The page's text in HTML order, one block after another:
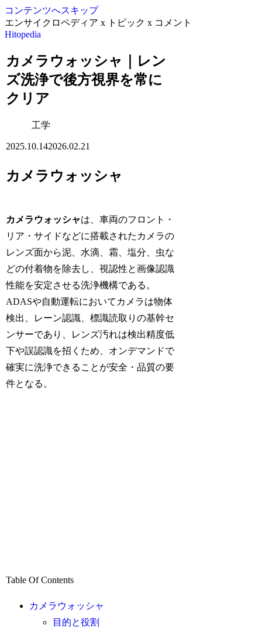
コンテンツへスキップ
エンサイクロペディア x トピック x コメント
Hitopedia
カメラウォッシャ｜レン
ズ洗浄で後方視界を常に
クリア
工学
2025.10.142026.02.21
カメラウォッシャ
カメラウォッシャは、車両のフロント・
リア・サイドなどに搭載されたカメラの
レンズ面から泥、水滴、霜、塩分、虫な
どの付着物を除去し、視認性と画像認識
性能を安定させる洗浄機構である。
ADASや自動運転においてカメラは物体
検出、レーン認識、標識読取りの基幹セ
ンサーであり、レンズ汚れは検出精度低
下や誤認識を招くため、オンデマンドで
確実に洗浄できることが安全・品質の要
件となる。
Table Of Contents
カメラウォッシャ
目的と役割